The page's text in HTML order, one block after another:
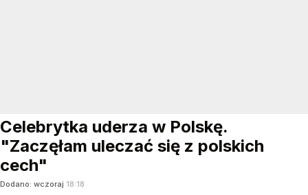
Celebrytka uderza w Polskę.
"Zaczęłam uleczać się z polskich
cech"
Dodano: wczoraj 18:18